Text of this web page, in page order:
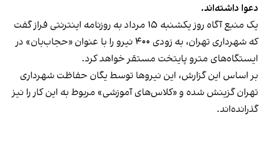
دعوا داشته‌اند.
یک منبع آگاه روز یکشنبه ۱۵ مرداد به روزنامه اینترنتی فراز گفت
که شهرداری تهران، به زودی ۴۰۰ نیرو را با عنوان «حجاب‌بان» در
ایستگاه‌های مترو پایتخت مستقر خواهد کرد.
بر اساس این گزارش، این نیروها توسط یگان حفاظت شهرداری
تهران گزینش شده و «کلاس‌های آموزشی» مربوط به این کار را نیز
گذرانده‌اند.